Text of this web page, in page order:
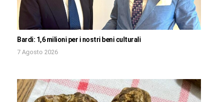
Bardi: 1,6 milioni per i nostri beni culturali
7 Agosto 2026